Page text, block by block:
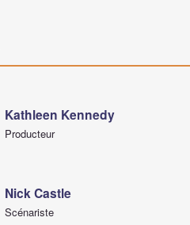
Kathleen Kennedy
Producteur
Nick Castle
Scénariste